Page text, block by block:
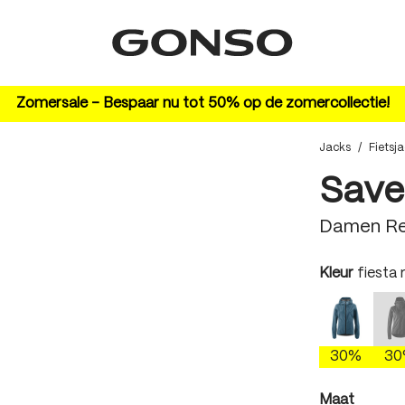
Zomersale – Bespaar nu tot 50% op de zomercollectie!
Jacks /
Damen
Kleur fiesta
ao blue
30%
Maat